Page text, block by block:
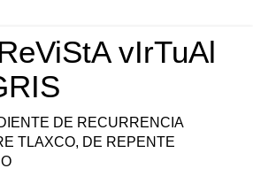
vIrTuAl
DE RECURRENCIA
TLAXCO, DE REPENTE